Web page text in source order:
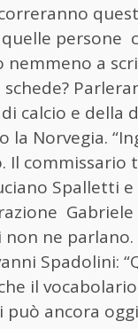
persone
nemmeno a
calcio e della
la Norvegia.
Il commissario
Spalletti
Gabriele
ne parlano.
Spadolini:
il
può ancora